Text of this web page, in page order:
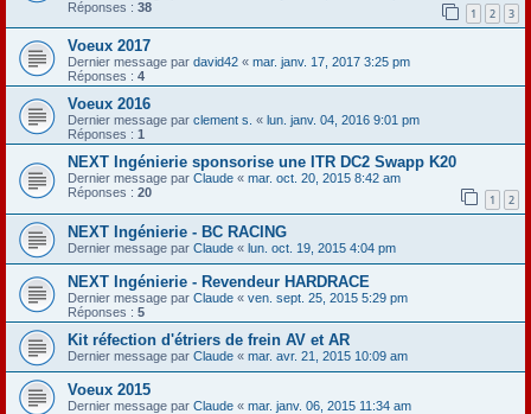
Réponses : 38 1 2 3
Voeux 2017
Dernier message par david42 « mar. janv. 17, 2017 3:25 pm
Réponses : 4
Voeux 2016
Dernier message par clement s. « lun. janv. 04, 2016 9:01 pm
Réponses : 1
NEXT Ingénierie sponsorise une ITR DC2 Swapp K20
Dernier message par Claude « mar. oct. 20, 2015 8:42 am
Réponses : 20 1 2
NEXT Ingénierie - BC RACING
Dernier message par Claude « lun. oct. 19, 2015 4:04 pm
NEXT Ingénierie - Revendeur HARDRACE
Dernier message par Claude « ven. sept. 25, 2015 5:29 pm
Réponses : 5
Kit réfection d'étriers de frein AV et AR
Dernier message par Claude « mar. avr. 21, 2015 10:09 am
Voeux 2015
Dernier message par Claude « mar. janv. 06, 2015 11:34 am